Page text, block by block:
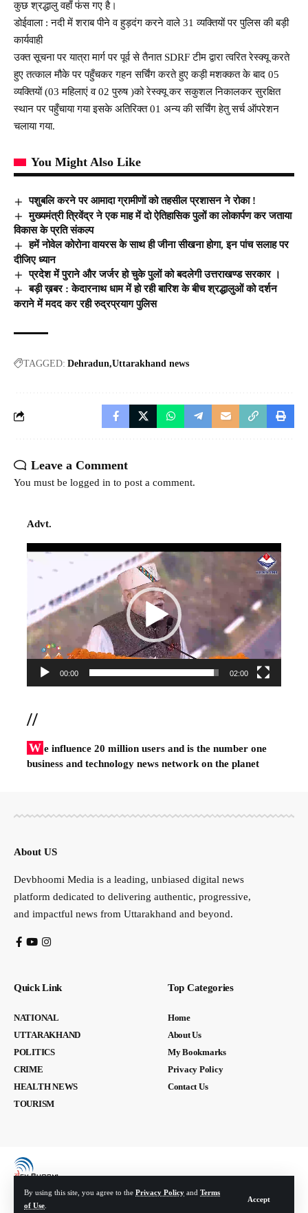
By using this site, you agree to the Privacy Policy and Terms
of Use
Accept
कुछ श्रद्धालु वहाँ फंस गए है।
डोईवाला : नदी में शराब पीने व हुड़दंग करने वाले 31 व्यक्तियों पर पुलिस की बड़ी
कार्यवाही
उक्त सूचना पर यात्रा मार्ग पर पूर्व से तैनात SDRF टीम द्वारा त्वरित रेस्क्यू करते
हुए तत्काल मौके पर पहुँचकर गहन सर्चिंग करते हुए कड़ी मशक्कत के बाद 05
व्यक्तियों (03 महिलाएं व 02 पुरुष )को रेस्क्यू कर सकुशल निकालकर सुरक्षित
स्थान पर पहुँचाया गया इसके अतिरिक्त 01 अन्य की सर्चिंग हेतु सर्च ऑपरेशन
चलाया गया.
You Might Also Like
पशुबलि करने पर आमादा ग्रामीणों को तहसील प्रशासन ने रोका !
मुख्यमंत्री त्रिवेंद्र ने एक माह में दो ऐतिहासिक पुलों का लोकार्पण कर जताया
विकास के प्रति संकल्प
हमें नोवेल कोरोना वायरस के साथ ही जीना सीखना होगा, इन पांच सलाह पर
दीजिए ध्यान
प्रदेश में पुराने और जर्जर हो चुके पुलों को बदलेगी उत्तराखण्ड सरकार ।
बड़ी ख़बर : केदारनाथ धाम में हो रही बारिश के बीच श्रद्धालुओं को दर्शन
कराने में मदद कर रही रुद्रप्रयाग पुलिस
TAGGED: Dehradun Uttarakhand news
Leave a Comment
You must be logged in to post a comment.
Advt.
Video
00:00 02:00
//
W e influence 20 million users and is the number one
business and technology news network on the planet
About US
Devbhoomi Media is a leading, unbiased digital news
platform dedicated to delivering authentic, progressive,
and impactful news from Uttarakhand and beyond.
Quick Link
NATIONAL
UTTARAKHAND
POLITICS
CRIME
HEALTH NEWS
TOURISM
Top Categories
Home
About Us
My Bookmarks
Privacy Policy
Contact Us